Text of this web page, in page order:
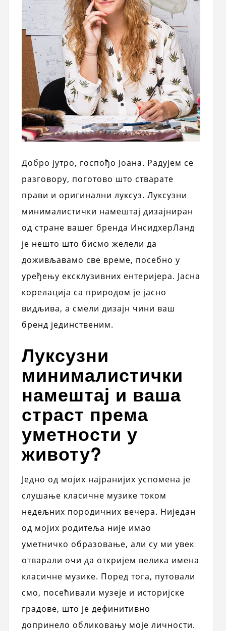
Добро јутро, госпођо Јоана. Радујем се
разговору, поготово што стварате
прави и оригинални луксуз. Луксузни
минималистички намештај дизајниран
од стране вашег бренда ИнсидхерЛанд
је нешто што бисмо желели да
доживљавамо све време, посебно у
уређењу ексклузивних ентеријера. Јасна
корелација са природом је јасно
видљива, а смели дизајн чини ваш
бренд јединственим.
Луксузни
минималистички
намештај и ваша
страст према
уметности у
животу?
Једно од мојих најранијих успомена је
слушање класичне музике током
недељних породичних вечера. Ниједан
од мојих родитеља није имао
уметничко образовање, али су ми увек
отварали очи да откријем велика имена
класичне музике. Поред тога, путовали
смо, посећивали музеје и историјске
градове, што је дефинитивно
допринело обликовању моје личности.